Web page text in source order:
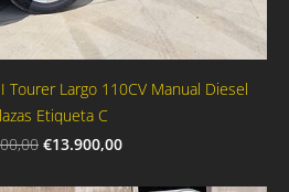
Tourer Largo 110CV Manual Diesel
Etiqueta C
€13.900,00